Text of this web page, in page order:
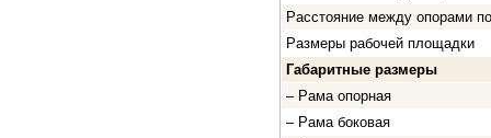
Расстояние между опорами
Размеры рабочей площадки
Габаритные размеры
– Рама опорная
– Рама боковая